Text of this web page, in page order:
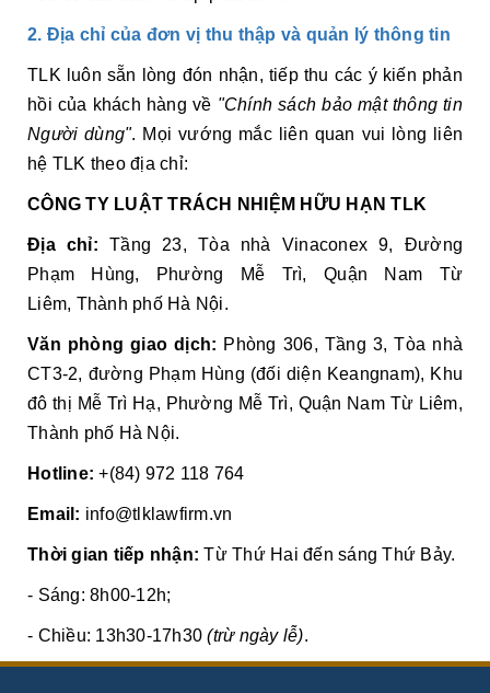
2. Địa chỉ của đơn vị thu thập và quản lý thông tin
TLK luôn sẵn lòng đón nhận, tiếp thu các ý kiến phản
hồi của khách hàng về "Chính sách bảo mật thông tin
Người dùng". Mọi vướng mắc liên quan vui lòng liên
hệ TLK theo địa chỉ:
CÔNG TY LUẬT TRÁCH NHIỆM HỮU HẠN TLK
Địa chỉ: Tầng 23, Tòa nhà Vinaconex 9, Đường
Phạm Hùng, Phường Mễ Trì, Quận Nam Từ
Liêm, Thành phố Hà Nội.
Văn phòng giao dịch: Phòng 306, Tầng 3, Tòa nhà
CT3-2, đường Phạm Hùng (đối diện Keangnam), Khu
đô thị Mễ Trì Hạ, Phường Mễ Trì, Quận Nam Từ Liêm,
Thành phố Hà Nội.
Hotline:+(84) 972 118 764
Email: info@tlklawfirm.vn
Thời gian tiếp nhận: Từ Thứ Hai đến sáng Thứ Bảy.
- Sáng: 8h00-12h;
- Chiều: 13h30-17h30(trừ ngày lễ).